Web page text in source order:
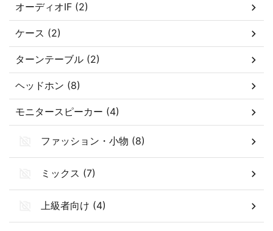
オーディオIF (2)
ケース (2)
ターンテーブル (2)
ヘッドホン (8)
モニタースピーカー (4)
ファッション・小物 (8)
ミックス (7)
上級者向け (4)